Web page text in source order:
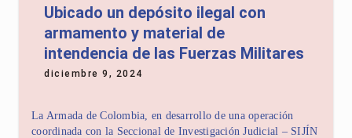
Ubicado un depósito ilegal con
armamento y material de
intendencia de las Fuerzas Militares
diciembre 9, 2024
La Armada de Colombia, en desarrollo de una operación
coordinada con la Seccional de Investigación Judicial – SIJÍN